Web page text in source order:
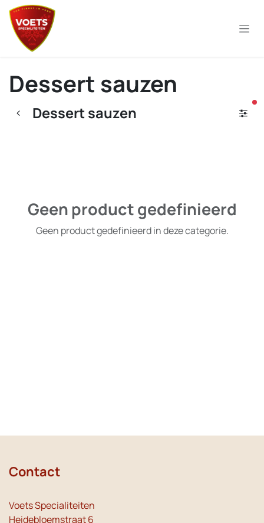
Overslaan naar inhoud
Dessert sauzen
Dessert sauzen
Geen product gedefinieerd
Geen product gedefinieerd in deze categorie.
Contact
Voets Specialiteiten
Heidebloemstraat 6